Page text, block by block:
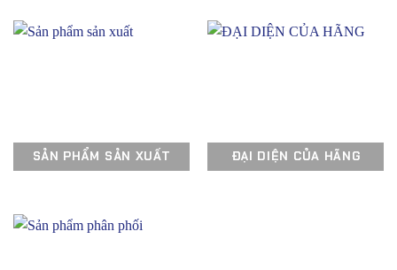
SẢN PHẨM SẢN XUẤT ĐẠI DIỆN CỦA HÃNG